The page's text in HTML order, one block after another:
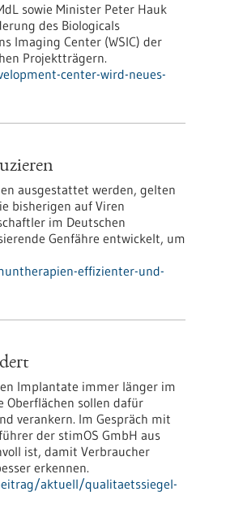
sowie Minister Peter Hauk
des Biologicals
Imaging Center (WSIC) der
Projektträgern.
center-wird-neues-
ausgestattet werden, gelten
bisherigen auf Viren
im Deutschen
Genfähre entwickelt, um
effizienter-und-
Implantate immer länger im
Oberflächen sollen dafür
verankern. Im Gespräch mit
der stimOS GmbH aus
ist, damit Verbraucher
erkennen.
aktuell/qualitaetssiegel-